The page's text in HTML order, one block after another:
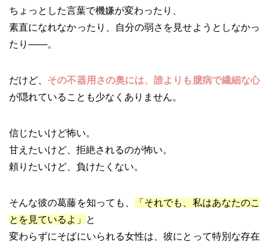
ちょっとした言葉で機嫌が変わったり、
素直になれなかったり、自分の弱さを見せようとしなかっ
たり――。
だけど、 その不器用さの奥には、誰よりも臆病で繊細な心
が隠れていることも少なくありません。
信じたいけど怖い。
甘えたいけど、拒絶されるのが怖い。
頼りたいけど、負けたくない。
そんな彼の葛藤を知っても、
「それでも、私はあなたのこ
とを見ているよ」
と
変わらずにそばにいられる女性は、彼にとって特別な存在